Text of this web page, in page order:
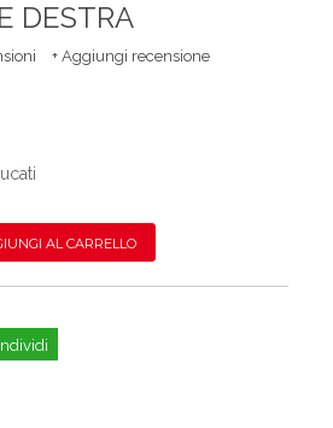
DESTRA
+ Aggiungi recensione
AL CARRELLO